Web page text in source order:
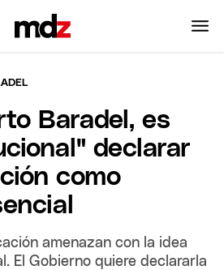
Baradel, es
declarar
como
amenazan con la idea
El Gobierno quiere declararla